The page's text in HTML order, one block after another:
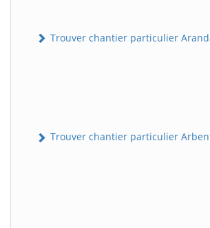
Trouver chantier particulier
Trouver chantier particulier